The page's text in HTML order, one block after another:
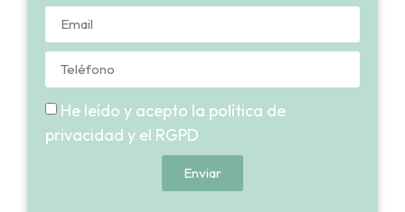
He leído y acepto la política de
privacidad y el RGPD
Enviar